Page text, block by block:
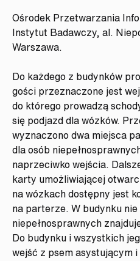
Ośrodek Przetwarzania
Instytut Badawczy, al.
Warszawa.
Do każdego z budynków
gości przeznaczone jest
do którego prowadzą
się podjazd dla wózków.
wyznaczono dwa miejsca
dla osób
naprzeciwko wejścia.
karty umożliwiającej
na wózkach dostępny jest
na parterze. W budynku
niepełnosprawnych
Do budynku i wszystkich
wejść z psem asystującym